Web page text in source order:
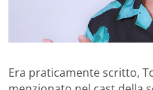
Era praticamente scritto,